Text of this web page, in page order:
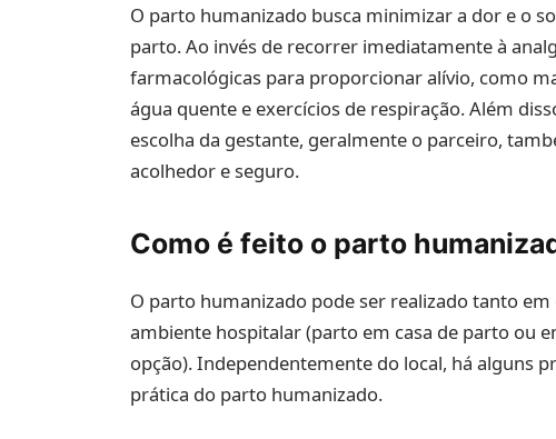
O parto humanizado busca minimizar a dor e o
parto. Ao invés de recorrer imediatamente à
farmacológicas para proporcionar alívio, como
água quente e exercícios de respiração. Além
escolha da gestante, geralmente o parceiro,
acolhedor e seguro.
Como é feito o parto
O parto humanizado pode ser realizado tanto
ambiente hospitalar (parto em casa de parto ou
opção). Independentemente do local, há alguns
prática do parto humanizado.